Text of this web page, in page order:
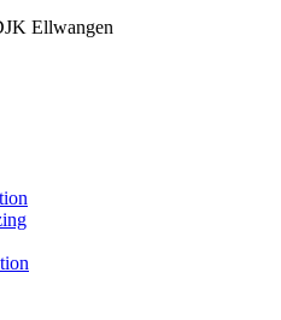
Ellwangen